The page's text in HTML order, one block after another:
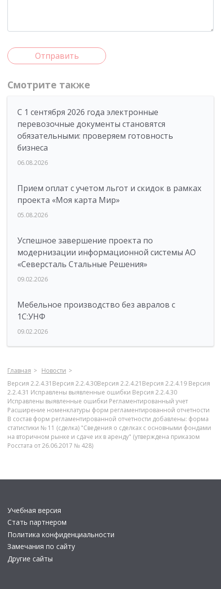
Отправить
Смотрите также
С 1 сентября 2026 года электронные
перевозочные документы становятся
обязательными: проверяем готовность
бизнеса
06.08.2026
Прием оплат с учетом льгот и скидок в рамках
проекта «Моя карта Мир»
05.08.2026
Успешное завершение проекта по
модернизации информационной системы АО
«Северсталь Стальные Решения»
09.02.2026
Мебельное производство без авралов с
1С:УНФ
09.02.2026
Главная
Новости
Версия 2.2.4.31Версия 2.2.4.30Версия 2.2.4.21Версия 2.2.4.19 Версия
2.2.4.31 Исправлены выявленные ошибки Версия 2.2.4.30
Исправлены выявленные ошибки Регламентированный учет
Расширение номенклатуры форм регламентированной отчетности
В состав форм регламентированной отчетности добавлены: форма
статистики № 11 (сделка) "Сведения о сделках с основными фондами
на вторичном рынке и сдаче их в аренду" (утверждена приказом
Росстата от 26.06.2017 № 428)
Учебная версия
Стать партнером
Политика конфиденциальности
Замечания по сайту
Другие сайты